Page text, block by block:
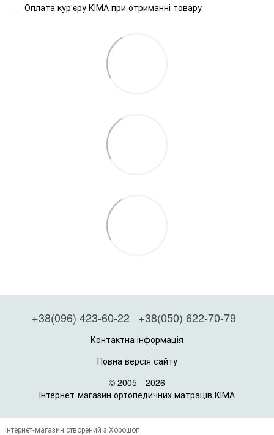
Оплата кур'єру КІМА при отриманні товару
+38(096) 423-60-22 +38(050) 622-70-79
Контактна інформація
Повна версія сайту
© 2005—2026
Інтернет-магазин ортопедичних матраців КІМА
Інтернет-магазин створений з Хорошоп